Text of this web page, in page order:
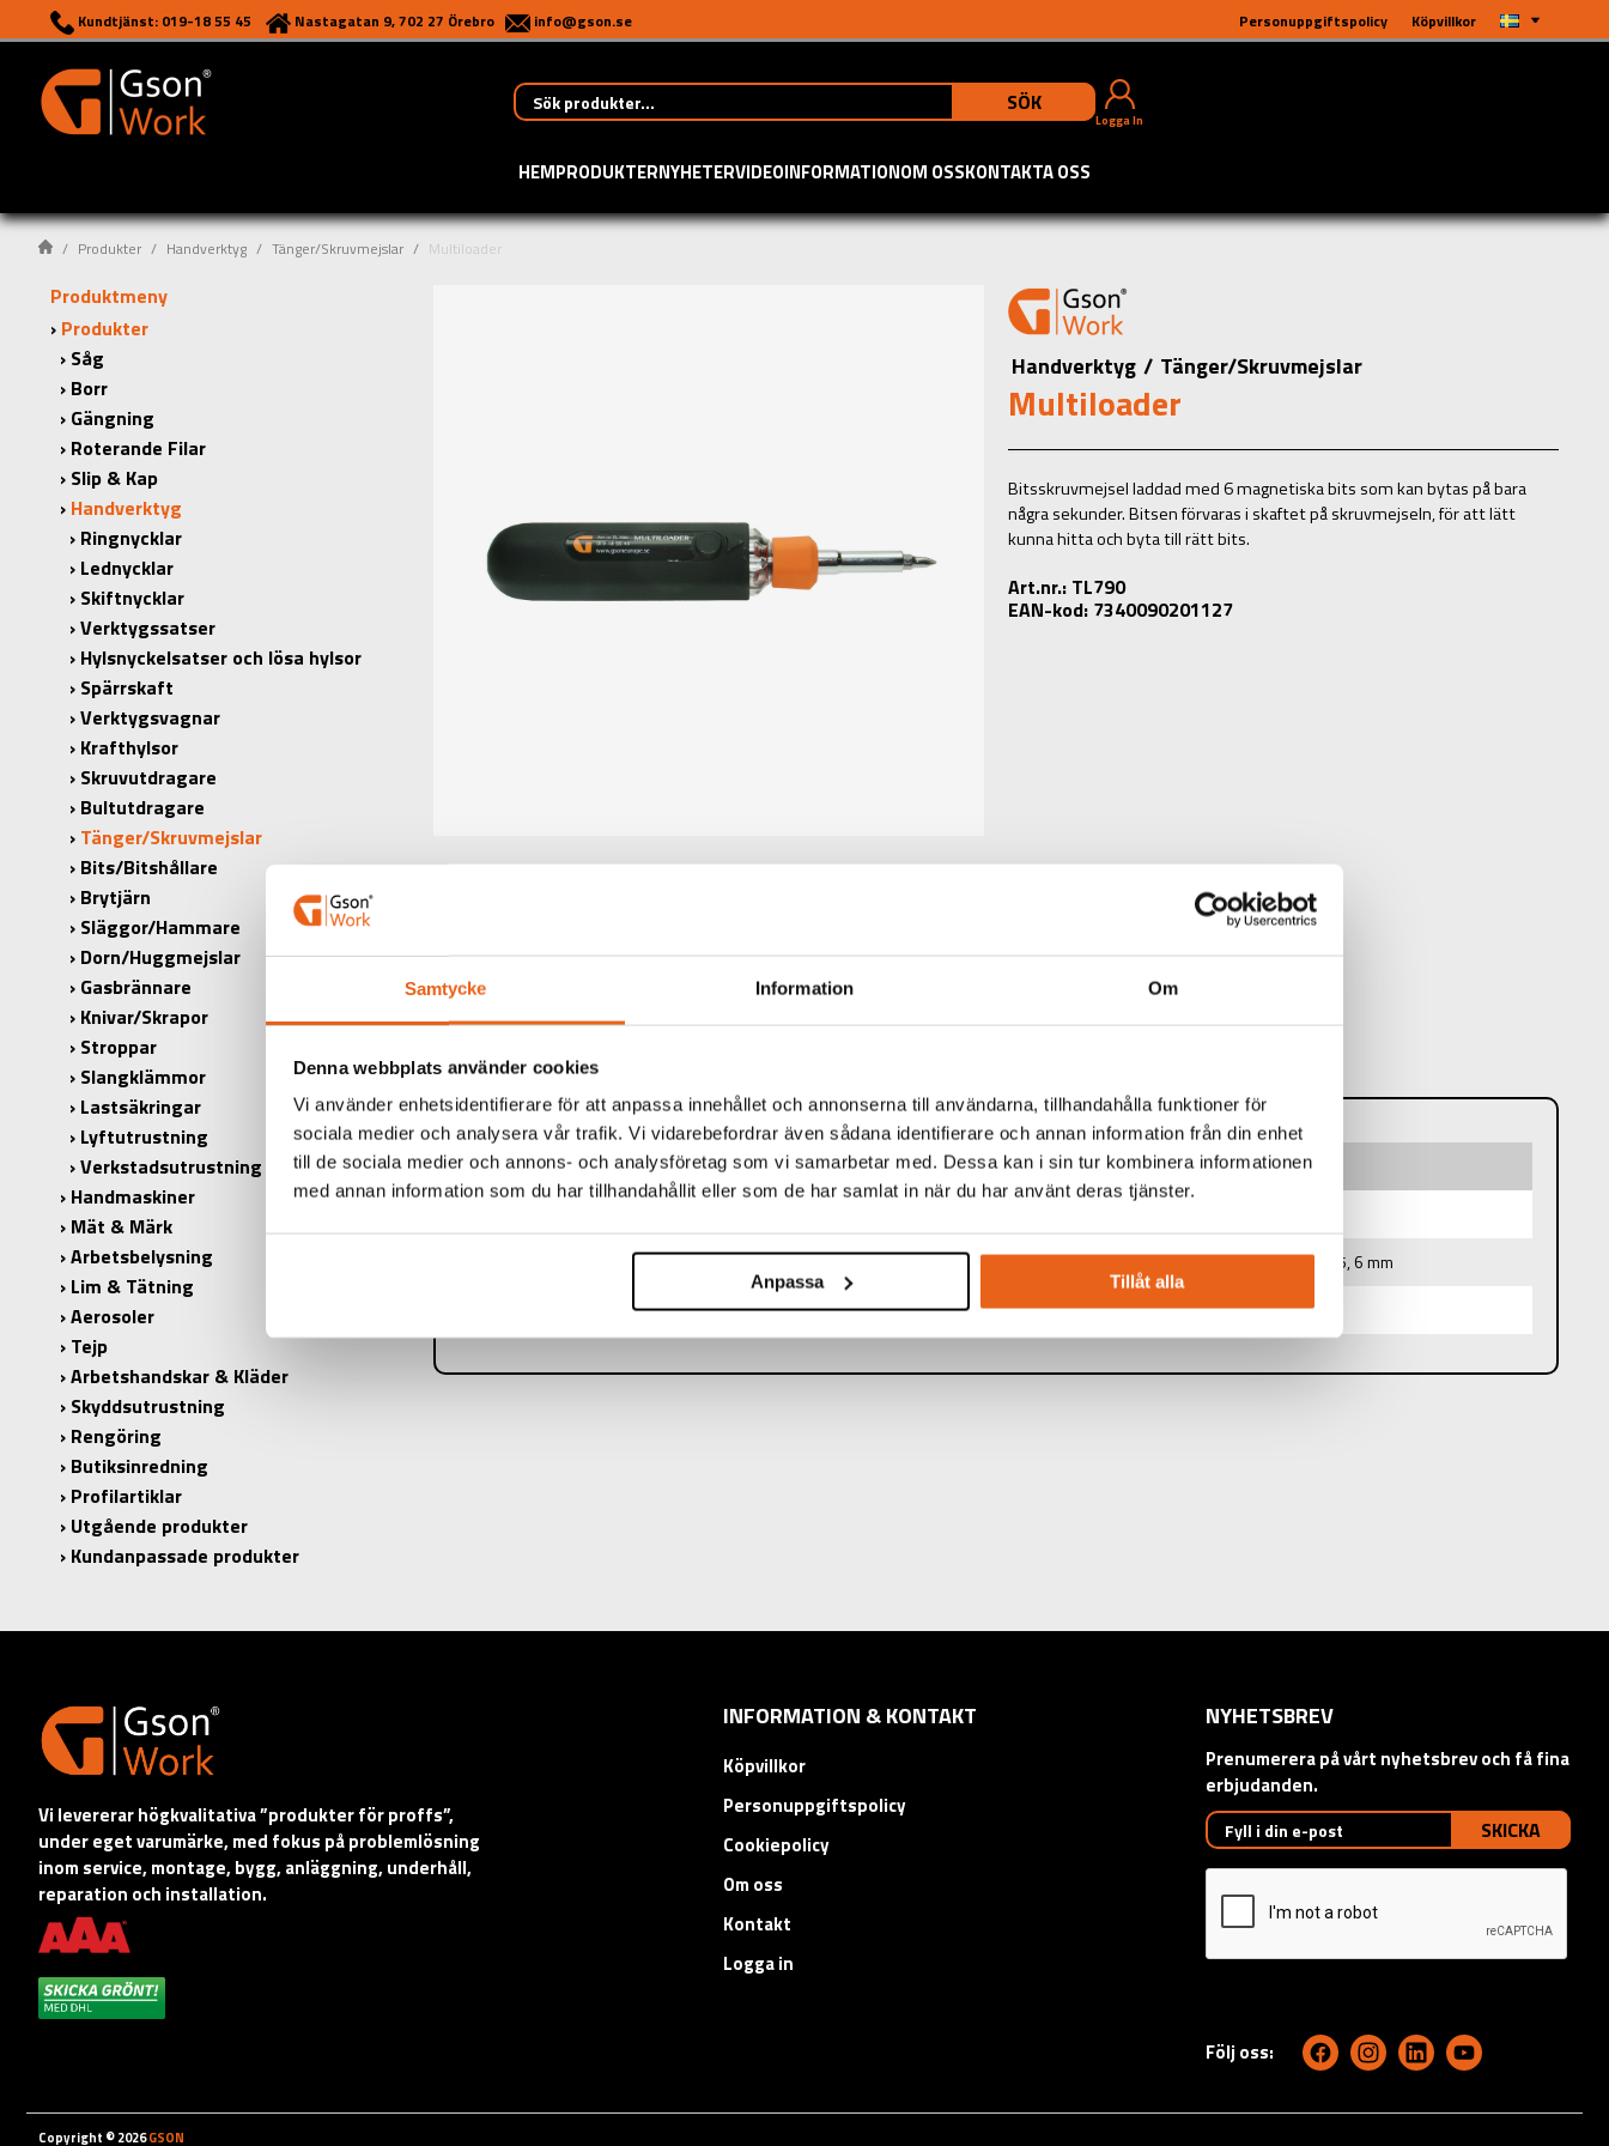
Samtycke Information Om
Denna webbplats använder cookies
Vi använder enhetsidentifierare för att anpassa innehållet och annonserna till användarna, tillhandahålla funktioner för
sociala medier och analysera vår trafik. Vi vidarebefordrar även sådana identifierare och annan information från din enhet
till de sociala medier och annons- och analysföretag som vi samarbetar med. Dessa kan i sin tur kombinera informationen
med annan information som du har tillhandahållit eller som de har samlat in när du har använt deras tjänster.
Anpassa Tillåt alla
Personuppgiftspolicy Köpvillkor
Kundtjänst: 019-18 55 45 Nastagatan 9, 702 27 Örebro info@gson.se
SÖK
Logga In
HEMPRODUKTERNYHETERVIDEOINFORMATIONOM OSSKONTAKTA OSS
Produkter Handverktyg Tänger/Skruvmejslar Multiloader
Produktmeny
Produkter
Såg
Borr
Gängning
Roterande Filar
Slip & Kap
Handverktyg
Ringnycklar
Lednycklar
Skiftnycklar
Verktygssatser
Hylsnyckelsatser och lösa hylsor
Spärrskaft
Verktygsvagnar
Krafthylsor
Skruvutdragare
Bultutdragare
Tänger/Skruvmejslar
Bits/Bitshållare
Brytjärn
Släggor/Hammare
Dorn/Huggmejslar
Gasbrännare
Knivar/Skrapor
Stroppar
Slangklämmor
Lastsäkringar
Lyftutrustning
Verkstadsutrustning
Handmaskiner
Mät & Märk
Arbetsbelysning
Lim & Tätning
Aerosoler
Tejp
Arbetshandskar & Kläder
Skyddsutrustning
Rengöring
Butiksinredning
Profilartiklar
Utgående produkter
Kundanpassade produkter
Handverktyg / Tänger/Skruvmejslar
Multiloader
Bitsskruvmejsel laddad med 6 magnetiska bits som kan bytas på bara
några sekunder. Bitsen förvaras i skaftet på skruvmejseln, för att lätt
kunna hitta och byta till rätt bits.
Art.nr.: TL790
EAN-kod: 7340090201127
PRODUKTINFORMATION
Color Bits PH1 25, PH2 25, PH3 25 mm Color Bits Slotted 3, 5, 6 mm
6/36 st
Vi levererar högkvalitativa ”produkter för proffs”,
under eget varumärke, med fokus på problemlösning
inom service, montage, bygg, anläggning, underhåll,
reparation och installation.
INFORMATION & KONTAKT
Köpvillkor
Personuppgiftspolicy
Cookiepolicy
Om oss
Kontakt
Logga in
NYHETSBREV
Prenumerera på vårt nyhetsbrev och få fina
erbjudanden.
SKICKA
Följ oss:
Copyright © 2026GSON